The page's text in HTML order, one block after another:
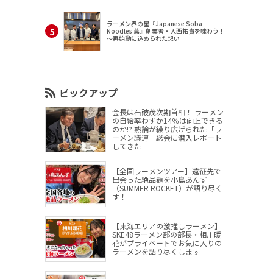
ラーメン界の星『Japanese Soba
Noodles 蔦』創業者・大西祐貴を味わう！
～再始動に込められた想い
ピックアップ
会長は石破茂次期首相！ ラーメン
の自給率わずか14％は向上できる
のか!? 熱論が繰り広げられた「ラ
ーメン議連」総会に潜入レポート
してきた
【全国ラーメンツアー】遠征先で
出会った絶品麺を小島あんず
（SUMMER ROCKET）が語り尽く
す！
【東海エリアの激推しラーメン】
SKE48ラーメン部の部長・相川暖
花がプライベートでお気に入りの
ラーメンを語り尽くします